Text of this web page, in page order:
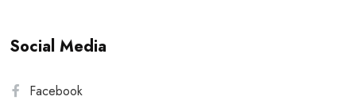
Social Media
Facebook